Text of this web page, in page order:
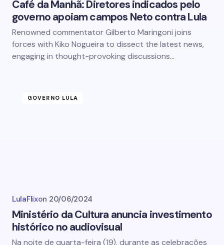
Café da Manhã: Diretores indicados pelo
governo apoiam campos Neto contra Lula
Renowned commentator Gilberto Maringoni joins
forces with Kiko Nogueira to dissect the latest news,
engaging in thought-provoking discussions…
GOVERNO LULA
LulaFlixon 20/06/2024
Ministério da Cultura anuncia investimento
histórico no audiovisual
Na noite de quarta-feira (19), durante as celebrações